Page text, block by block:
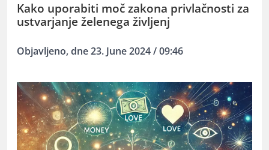
Kako uporabiti moč zakona privlačnosti za
ustvarjanje želenega življenj
Objavljeno, dne 23. June 2024 / 09:46